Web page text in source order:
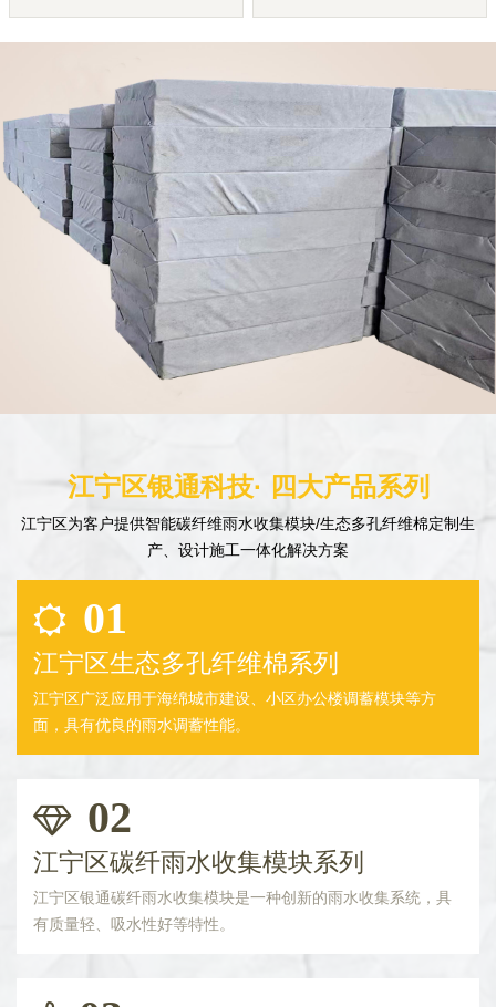
江宁区银通科技· 四大产品系列
江宁区为客户提供智能碳纤维雨水收集模块/生态多孔纤维棉定制生
产、设计施工一体化解决方案
01
江宁区生态多孔纤维棉系列
江宁区广泛应用于海绵城市建设、小区办公楼调蓄模块等方
面，具有优良的雨水调蓄性能。
02
江宁区碳纤雨水收集模块系列
江宁区银通碳纤雨水收集模块是一种创新的雨水收集系统，具
有质量轻、吸水性好等特性。